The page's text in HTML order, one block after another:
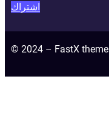
اشتراك
© 2024 – FastX theme